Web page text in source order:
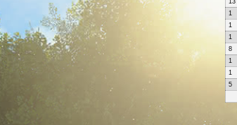
13
1
1
1
8
1
1
5